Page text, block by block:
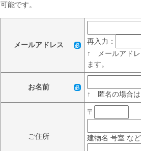
可能です。
メールアドレス
再入力：
↑ メールアドレ
ます。
お名前
↑ 匿名の場合は
ご住所
〒
建物名 号室 など